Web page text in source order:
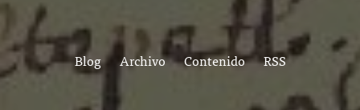
Blog Archivo Contenido RSS